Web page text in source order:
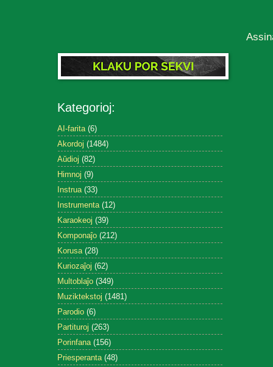
Kategorioj:
AI-farita (6)
Akordoj (1484)
Aŭdioj (82)
Himnoj (9)
Instrua (33)
Instrumenta (12)
Karaokeoj (39)
Komponaĵo (212)
Korusa (28)
Kuriozaĵoj (62)
Multoblaĵo (349)
Muziktekstoj (1481)
Parodio (6)
Partituroj (263)
Porinfana (156)
Priesperanta (48)